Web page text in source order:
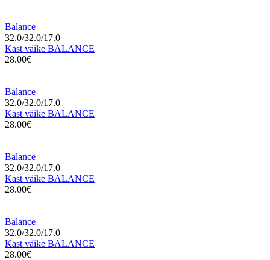
Balance
32.0/32.0/17.0
Kast väike BALANCE
28.00€
Balance
32.0/32.0/17.0
Kast väike BALANCE
28.00€
Balance
32.0/32.0/17.0
Kast väike BALANCE
28.00€
Balance
32.0/32.0/17.0
Kast väike BALANCE
28.00€